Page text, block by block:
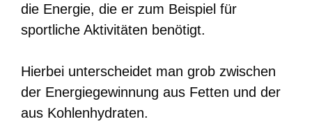
die Energie, die er zum Beispiel für
sportliche Aktivitäten benötigt.
Hierbei unterscheidet man grob zwischen
der Energiegewinnung aus Fetten und der
aus Kohlenhydraten.